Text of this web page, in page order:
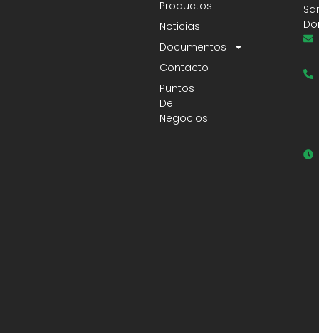
Productos
Noticias
Documentos
Contacto
Puntos
De
Negocios